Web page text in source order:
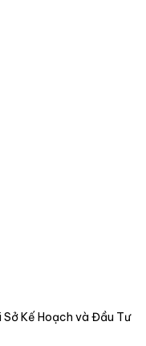
Kế Hoạch và Đầu Tư